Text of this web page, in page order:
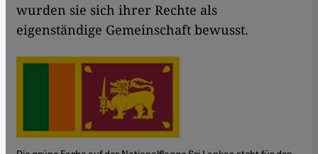
wurden sie sich ihrer Rechte als
eigenständige Gemeinschaft bewusst.